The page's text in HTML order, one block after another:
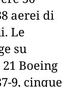
aerei di
Le
su
Boeing
9, cinque